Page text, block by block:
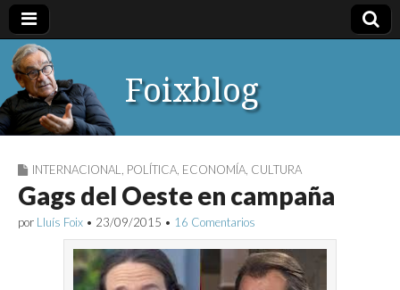
Foixblog
INTERNACIONAL POLÍTICA ECONOMÍA CULTURA
Gags del Oeste en campaña
por Lluís Foix • 23/09/2015 • 16 Comentarios